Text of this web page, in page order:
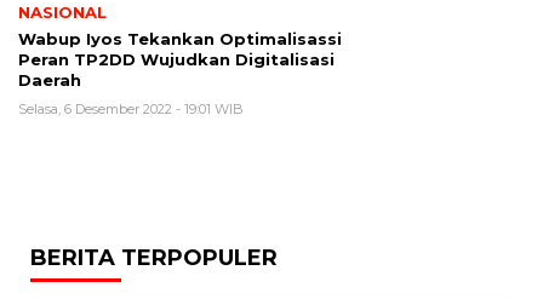
NASIONAL
Wabup Iyos Tekankan Optimalisassi
Peran TP2DD Wujudkan Digitalisasi
Daerah
Selasa, 6 Desember 2022 - 19:01 WIB
BERITA TERPOPULER